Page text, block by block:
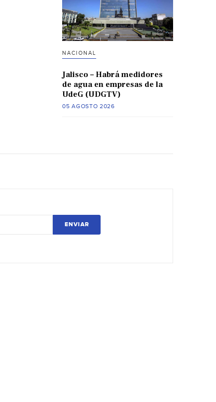
NACIONAL
Jalisco – Habrá medidores
de agua en empresas de la
UdeG (UDGTV)
05 AGOSTO 2026
ENVIAR